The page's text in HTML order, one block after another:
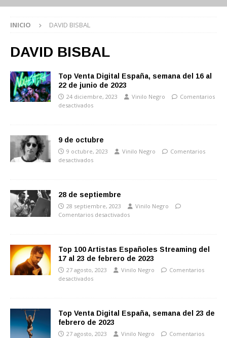
INICIO DAVID BISBAL
DAVID BISBAL
Top Venta Digital España, semana del 16 al
22 de junio de 2023
24 diciembre, 2023 Vinilo Negro
Comentarios
desactivados
9 de octubre
9 octubre, 2023 Vinilo Negro
Comentarios
desactivados
28 de septiembre
28 septiembre, 2023
Vinilo Negro
Comentarios desactivados
Top 100 Artistas Españoles Streaming del
17 al 23 de febrero de 2023
27 agosto, 2023 Vinilo Negro
Comentarios
desactivados
Top Venta Digital España, semana del 23 de
febrero de 2023
27 agosto, 2023 Vinilo Negro
Comentarios